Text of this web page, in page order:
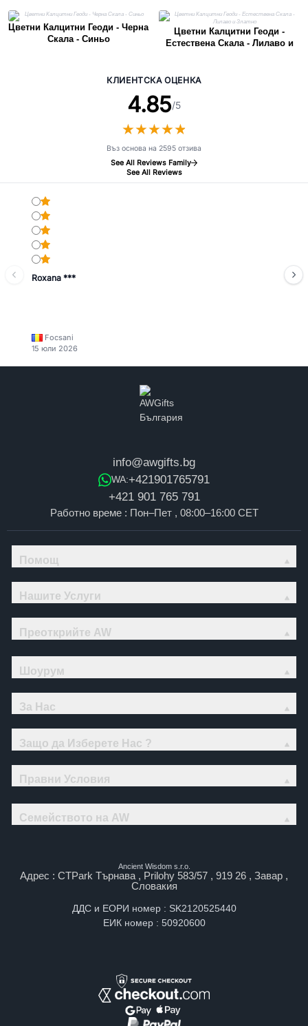
Цветни Калцитни Геоди - Черна
Скала - Синьо
Цветни Калцитни Геоди -
Естествена Скала - Лилаво и
КЛИЕНТСКА ОЦЕНКА
4.85/5
★★★★★
★★★★★
Въз основа на 2595 отзива
See All Reviews Family
See All Reviews
Roxana ***
Focsani
15 юли 2026
info@awgifts.bg
WA:+421901765791
+421 901 765 791
Работно време : Пон–Пет , 08:00–16:00 CET
Помощ
Нашите Услуги
Преоткрийте AW
Шоурум
За Нас
Защо да Изберете Нас ?
Правни Условия
Семейството на AW
Ancient Wisdom s.r.o.
Адрес : CTPark Търнава , Prilohy 583/57 , 919 26 , Завар ,
Словакия
ДДС и ЕОРИ номер : SK2120525440
ЕИК номер : 50920600